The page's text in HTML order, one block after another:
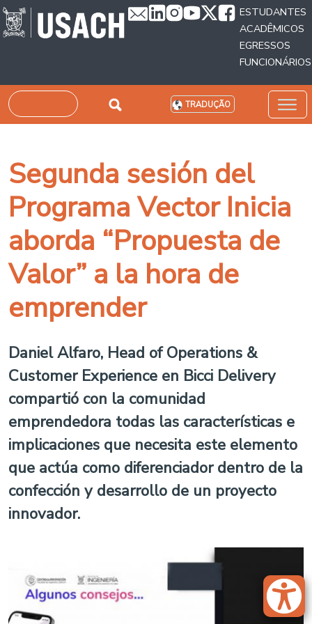
Passar para o conteúdo principal
ESTUDANTES
ACADÊMICOS
EGRESSOS
FUNCIONÁRIOS
Pesquisar TRADUÇÃO
Segunda sesión del
Programa Vector Inicia
aborda “Propuesta de
Valor” a la hora de
emprender
Daniel Alfaro, Head of Operations &
Customer Experience en Bicci Delivery
compartió con la comunidad
emprendedora todas las características e
implicaciones que necesita este elemento
que actúa como diferenciador dentro de la
confección y desarrollo de un proyecto
innovador.